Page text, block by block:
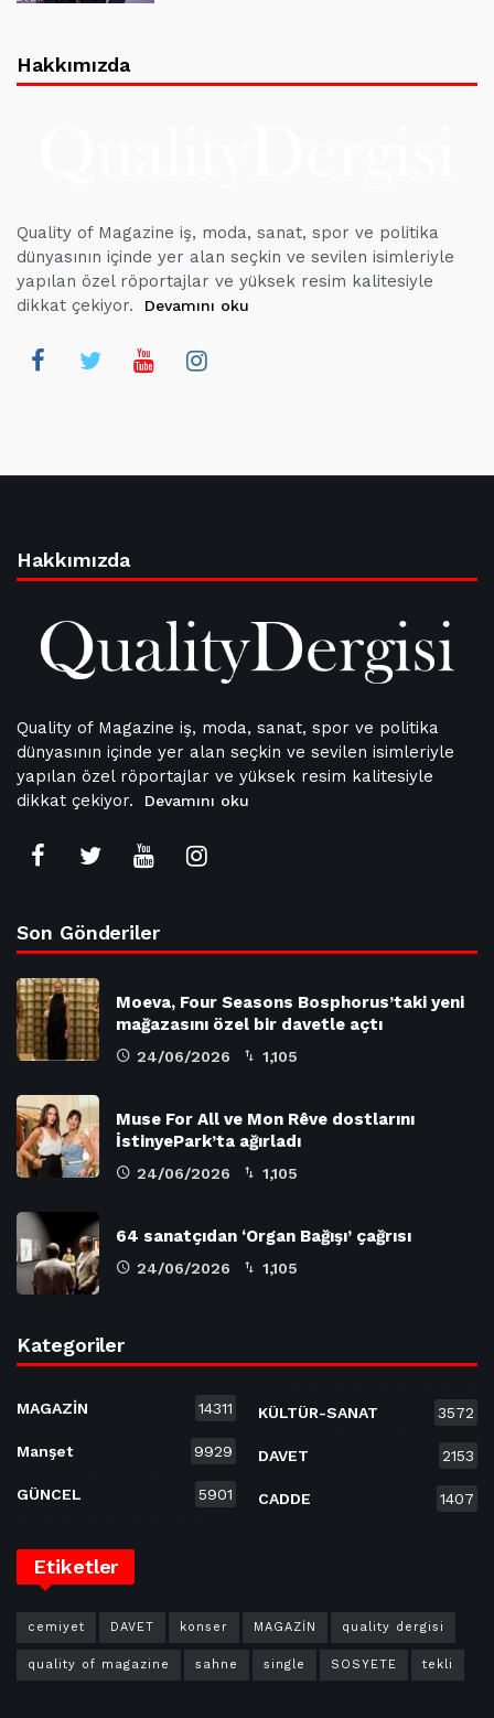
Hakkımızda
Quality of Magazine iş, moda, sanat, spor ve politika
dünyasının içinde yer alan seçkin ve sevilen isimleriyle
yapılan özel röportajlar ve yüksek resim kalitesiyle
dikkat çekiyor.
Devamını oku
Hakkımızda
Quality of Magazine iş, moda, sanat, spor ve politika
dünyasının içinde yer alan seçkin ve sevilen isimleriyle
yapılan özel röportajlar ve yüksek resim kalitesiyle
dikkat çekiyor.
Devamını oku
Son Gönderiler
Moeva, Four Seasons Bosphorus’taki yeni
mağazasını özel bir davetle açtı
24/06/2026 1,105
Muse For All ve Mon Rêve dostlarını
İstinyePark’ta ağırladı
24/06/2026 1,105
64 sanatçıdan ‘Organ Bağışı’ çağrısı
24/06/2026 1,105
Kategoriler
MAGAZİN 14311
Manşet 9929
GÜNCEL 5901
KÜLTÜR-SANAT 3572
DAVET 2153
CADDE 1407
Etiketler
cemiyet DAVET konser MAGAZİN quality dergisi
quality of magazine sahne single SOSYETE tekli